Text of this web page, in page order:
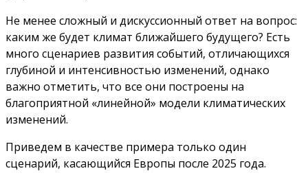
Не менее сложный и дискуссионный ответ на вопрос:
каким же будет климат ближайшего будущего? Есть
много сценариев развития событий, отличающихся
глубиной и интенсивностью изменений, однако
важно отметить, что все они построены на
благоприятной «линейной» модели климатических
изменений.
Приведем в качестве примера только один
сценарий, касающийся Европы после 2025 года.